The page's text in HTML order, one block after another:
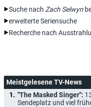
Suche nach Zach Selwyn
erweiterte Seriensuche
Recherche nach
Meistgelesene TV-News
"The Masked Singer":
Sendeplatz und viel